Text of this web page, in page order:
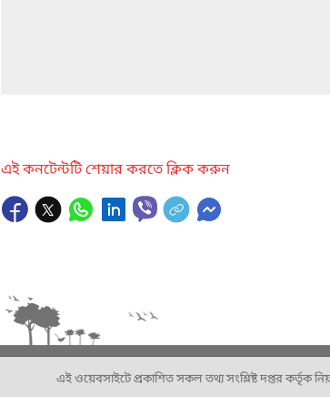
এই কনটেন্টটি শেয়ার করতে ক্লিক করুন
এই ওয়েবসাইটে প্রকাশিত সকল তথ্য সংশ্লিষ্ট দপ্তর কর্তৃক